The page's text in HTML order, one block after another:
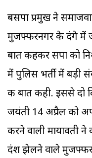
बसपा प्रमुख ने
मुजफ्फरनगर के दंगे में
बात कहकर सपा को
में पुलिस भर्ती में बड़ी
की बात कही. इससे दो
जयंती 14 अप्रैल को
करने वाली मायावती ने
दंश झेलने वाले